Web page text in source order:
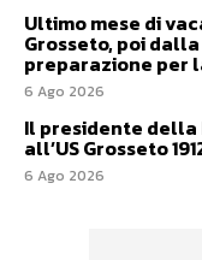
Ultimo mese di
Grosseto, poi
preparazione per
6 Ago 2026
Il presidente della
all’US Grosseto
6 Ago 2026